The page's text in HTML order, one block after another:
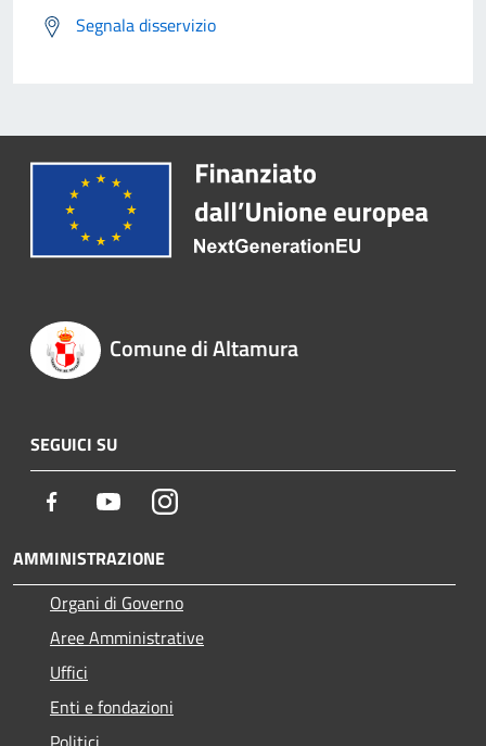
Segnala disservizio
Comune di Altamura
SEGUICI SU
Facebook YoutubeInstagram
AMMINISTRAZIONE
Organi di Governo
Aree Amministrative
Uffici
Enti e fondazioni